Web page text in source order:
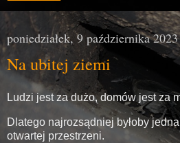
poniedziałek, 9 października 2023
Na ubitej ziemi
Ludzi jest za dużo, domów jest za
Dlatego najrozsądniej byłoby
otwartej przestrzeni.